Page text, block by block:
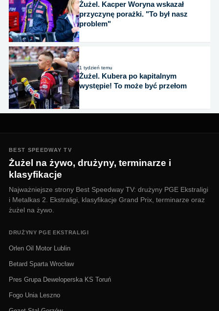
Żużel. Kacper Woryna wskazał
przyczynę porażki. "To był nasz
problem"
1 tydzień temu
Żużel. Kubera po kapitalnym
występie! To może być przełom
BEST SPEEDWAY TV
Żużel na żywo, drużyny, terminarze i
klasyfikacje
Najważniejsze strony Best Speedway TV: drużyny PGE Ekstraligi
i Metalkas 2. Ekstraligi, klasyfikacje Grand Prix, terminarze oraz
żużel na żywo.
DRUŻYNY PGE EKSTRALIGI
Orlen Oil Motor Lublin
Betard Sparta Wrocław
Pres Grupa Deweloperska KS Toruń
Fogo Unia Leszno